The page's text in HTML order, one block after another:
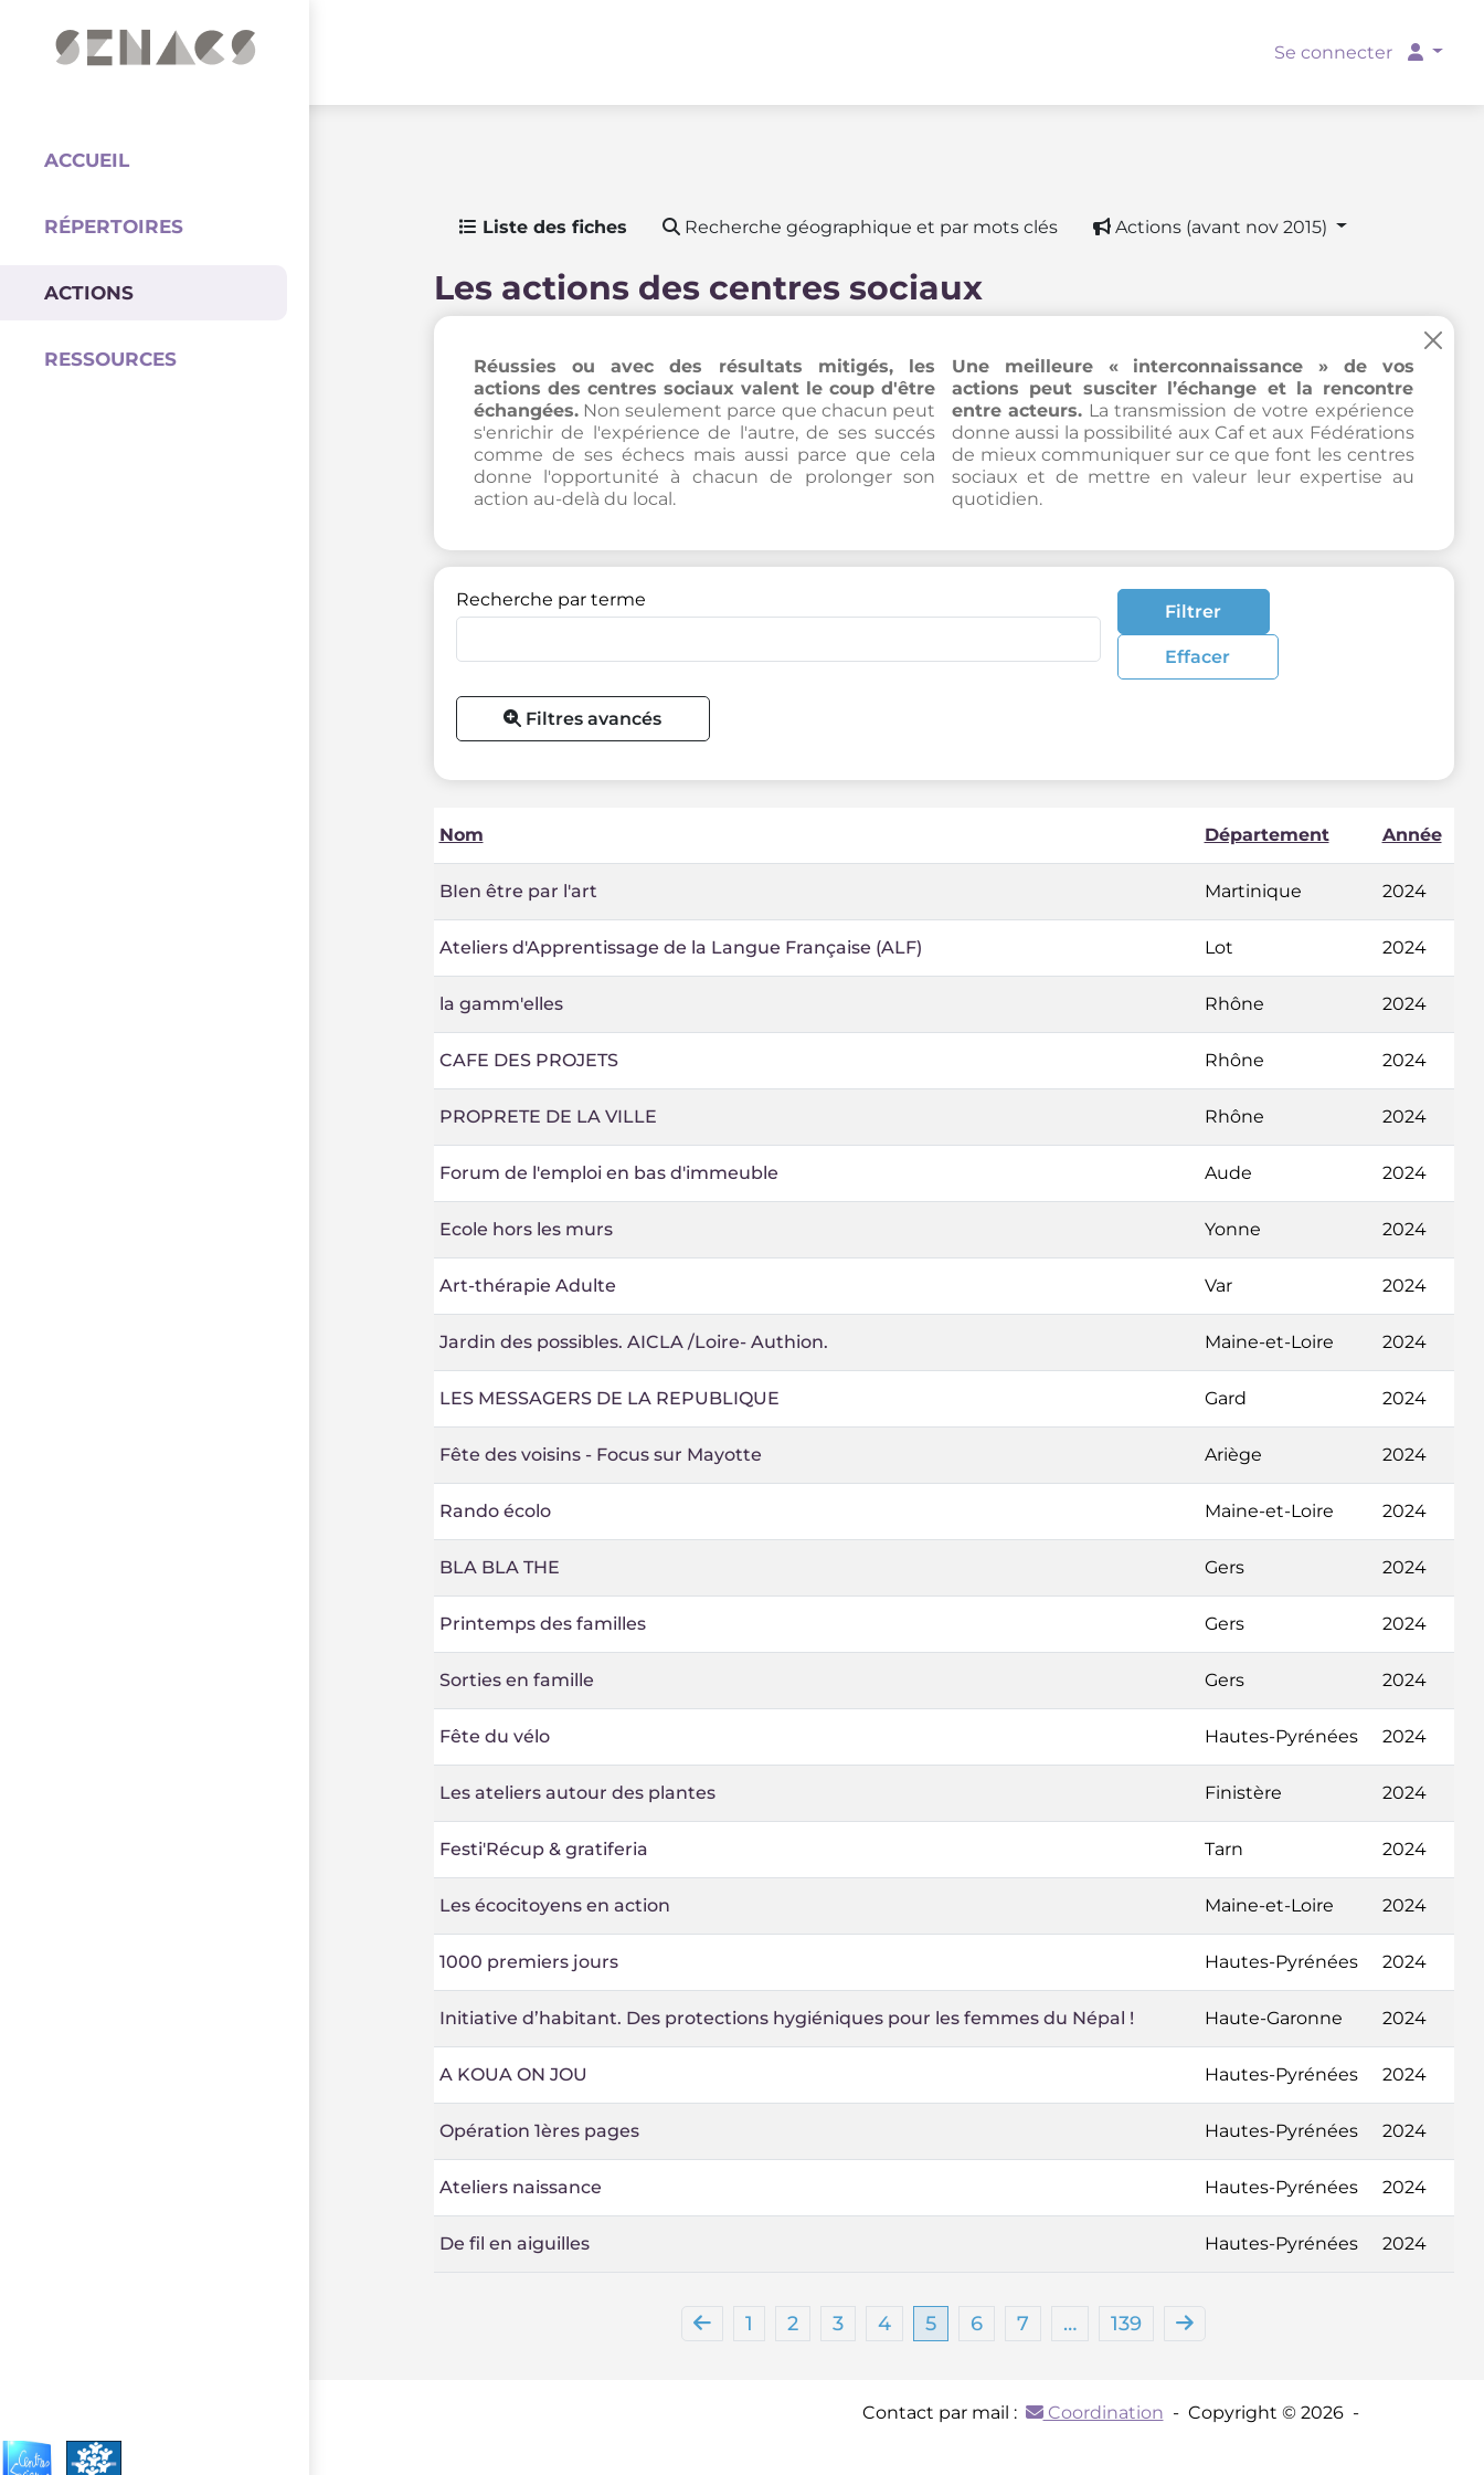
Se connecter
ACCUEIL
RÉPERTOIRES
ACTIONS
RESSOURCES
Coordination
Liste des fiches Recherche géographique et par mots clés Actions (avant nov 2015)
Les actions des centres sociaux
Réussies ou avec des résultats mitigés, les
actions des centres sociaux valent le coup d'être
échangées.Non seulement parce que chacun peut
s'enrichir de l'expérience de l'autre, de ses succés
comme de ses échecs mais aussi parce que cela
donne l'opportunité à chacun de prolonger son
action au-delà du local.
×
Une meilleure « interconnaissance » de vos
actions peut susciter l’échange et la rencontre
entre acteurs. La transmission de votre expérience
donne aussi la possibilité aux Caf et aux Fédérations
de mieux communiquer sur ce que font les centres
sociaux et de mettre en valeur leur expertise au
quotidien.
Recherche par terme
Filtrer
Effacer
Filtres avancés
Nom Département Année
BIen être par l'art Martinique 2024
Ateliers d'Apprentissage de la Langue Française (ALF) Lot 2024
la gamm'elles Rhône 2024
CAFE DES PROJETS Rhône 2024
PROPRETE DE LA VILLE Rhône 2024
Forum de l'emploi en bas d'immeuble Aude 2024
Ecole hors les murs Yonne 2024
Art-thérapie Adulte Var 2024
Jardin des possibles. AICLA /Loire- Authion. Maine-et-Loire 2024
LES MESSAGERS DE LA REPUBLIQUE Gard 2024
Fête des voisins - Focus sur Mayotte Ariège 2024
Rando écolo Maine-et-Loire 2024
BLA BLA THE Gers 2024
Printemps des familles Gers 2024
Sorties en famille Gers 2024
Fête du vélo Hautes-Pyrénées 2024
Les ateliers autour des plantes Finistère 2024
Festi'Récup & gratiferia Tarn 2024
Les écocitoyens en action Maine-et-Loire 2024
1000 premiers jours Hautes-Pyrénées 2024
Initiative d’habitant. Des protections hygiéniques pour les femmes du Népal ! Haute-Garonne 2024
A KOUA ON JOU Hautes-Pyrénées 2024
Opération 1ères pages Hautes-Pyrénées 2024
Ateliers naissance Hautes-Pyrénées 2024
De fil en aiguilles Hautes-Pyrénées 2024
1 2 3 4 5 6 7 … 139
Contact par mail : Coordination - Copyright © 2026 -